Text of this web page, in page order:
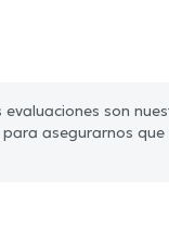
son
asegurarnos que